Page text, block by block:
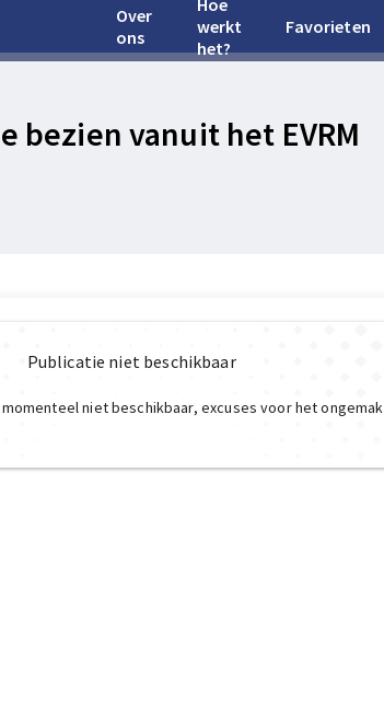
Over
ons
Hoe
werkt
het?
Favorieten
bezien vanuit het EVRM
Publicatie niet beschikbaar
niet beschikbaar, excuses voor het ongemak